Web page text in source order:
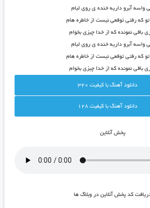
واسه آبرو داریه خنده ی روی لبام
که رفتی توقعی نیست از خاطره هام
باقی نمونده که از خدا چیزی بخوام
واسه آبرو داریه خنده ی روی لبام
که رفتی توقعی نیست از خاطره هام
باقی نمونده که از خدا چیزی بخوام
دانلود آهنگ با کيفيت 320
دانلود آهنگ با کيفيت 128
پخش آنلاين
کد پخش آنلاين در وبلاگ ها